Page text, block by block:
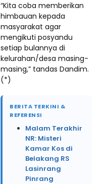
“Kita coba memberikan
himbauan kepada
masyarakat agar
mengikuti posyandu
setiap bulannya di
kelurahan/desa masing-
masing,” tandas Dandim.
(*)
BERITA TERKINI &
REFERENSI
Malam Terakhir
NR: Misteri
Kamar Kos di
Belakang RS
Lasinrang
Pinrang